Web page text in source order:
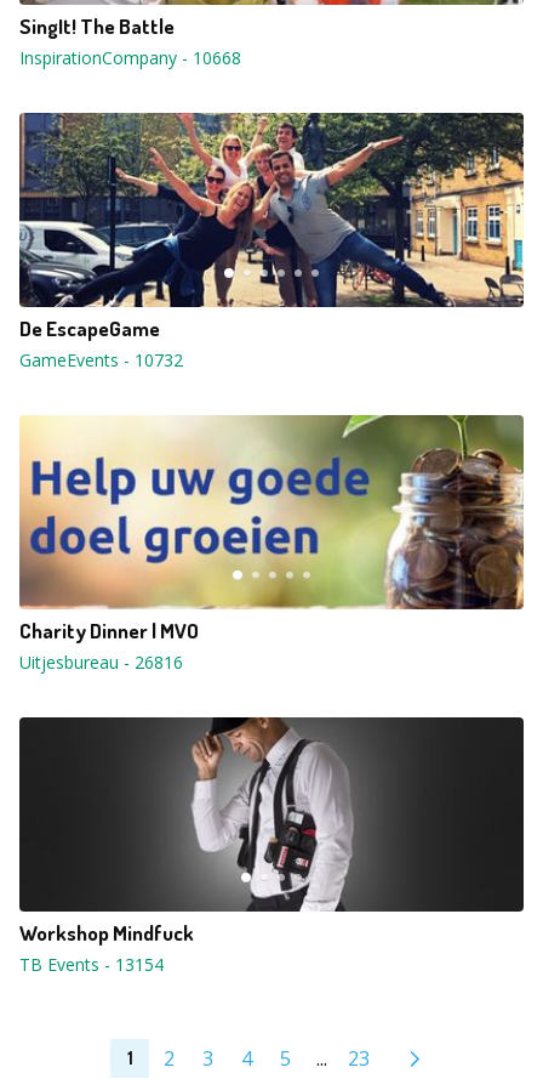
SingIt! The Battle
InspirationCompany - 10668
De EscapeGame
GameEvents - 10732
Charity Dinner | MVO
Uitjesbureau - 26816
Workshop Mindfuck
TB Events - 13154
1 2 3 4 5 ... 23